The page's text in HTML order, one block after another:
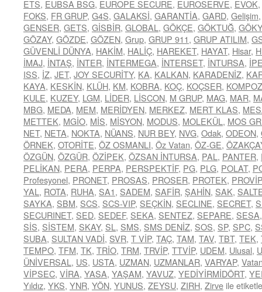
ETS, EUBSA BSG, EUROPE SECURE, EUROSERVE, EVOK,
FOKS, FR GRUP, G4S, GALAKSİ, GARANTİA, GARD, Gelişim
GENSER, GETS, GİSBİR, GLOBAL , GÖKÇE, GÖKTUĞ,
GÖZAY, GÖZDE, GÖZEN, Grup, GRUP 911, GRUP ATILIM,
GÜVENLİ DÜNYA, HAKİM, HALİÇ, HAREKET, HAYAT, Hisar,
İMAJ, İNTAŞ, İNTER, İNTERMEGA, İNTERSET, İNTURSA,
ISS, İZ, JET, JOY SECURİTY, KA, KALKAN, KARADENİZ,
KAYA, KESKİN, KLÜH, KM, KOBRA, KOÇ, KOÇSER,
KULE, KUZEY, LGM, LİDER, LİSCON, M GRUP, MAG, MAR,
MBG, MEDA, MEM, MERİDYEN, MERKEZ, MERT KLAS,
METTEK, MGİO, MİS, MİSYON, MODUS, MOLEKÜL , MOS
NET, NETA, NOKTA, NÜANS, NUR BEY, NVG, Odak, ODEON,
ÖRNEK, OTORİTE, ÖZ OSMANLI, Öz Vatan, ÖZ-GE,
ÖZGÜN, ÖZGÜR, ÖZİPEK, ÖZSAN İNTURSA, PAL , PANTER,
PELİKAN, PERA, PERPA, PERSPEKTİF, PG, PLG, POLAT,
Profesyonel, PRONET, PROSAS, PROSER, PROTEK, PROVİP
YAL , ROTA, RUHA, SA1, SADEM, SAFİR, ŞAHİN, SAK,
SAYKA, SBM, SCS, SCS-VIP, SEÇKİN, SECLINE, SECRET,
SECURINET, SED, SEDEF, SEKA, SENTEZ, SEPARE, SESA
SİS, SİSTEM, SKAY, SL , SMS, SMS DENİZ, SOS, SP, SPC,
SUBA, SULTAN VADİ, SVR, T VİP, TAÇ, TAM, TAV, TBT, TEK,
TEMPO, TFM, TK, TRİO, TRM, TRVİP, TTVİP, UDEM, Ulusal,
ÜNİVERSAL , US, USTA, UZMAN, UZMANLAR, VARYAP,
VİPSEC, VİRA, YASA, YAŞAM, YAVUZ, YEDİYİRMİDÖRT,
Yıldız, YKS, YNR, YÖN, YUNUS, ZEYSU, ZIRH, Zirve ile